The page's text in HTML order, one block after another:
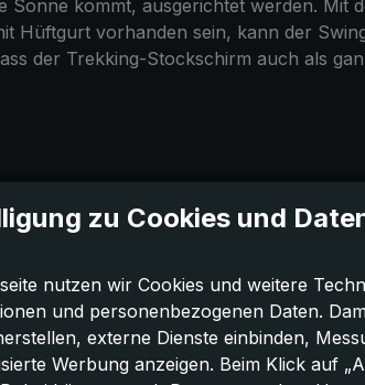
Sonne kommt, ausgerichtet werden.
Hüftgurt vorhanden sein, kann der
der Trekking-Stockschirm auch als
zu Cookies und
nutzen wir Cookies und weitere
und personenbezogenen Daten.
externe Dienste einbinden,
Werbung anzeigen. Beim Klick auf